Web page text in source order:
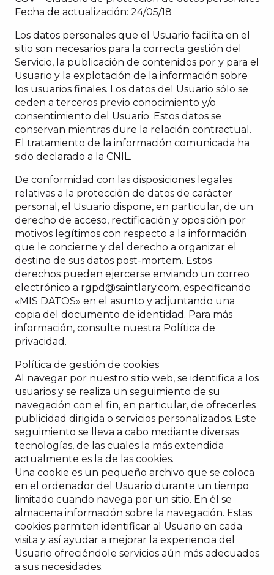
Fecha de actualización: 24/05/18
Los datos personales que el Usuario facilita en el
sitio son necesarios para la correcta gestión del
Servicio, la publicación de contenidos por y para el
Usuario y la explotación de la información sobre
los usuarios finales. Los datos del Usuario sólo se
ceden a terceros previo conocimiento y/o
consentimiento del Usuario. Estos datos se
conservan mientras dure la relación contractual.
El tratamiento de la información comunicada ha
sido declarado a la CNIL.
De conformidad con las disposiciones legales
relativas a la protección de datos de carácter
personal, el Usuario dispone, en particular, de un
derecho de acceso, rectificación y oposición por
motivos legítimos con respecto a la información
que le concierne y del derecho a organizar el
destino de sus datos post-mortem. Estos
derechos pueden ejercerse enviando un correo
electrónico a rgpd@saintlary.com, especificando
«MIS DATOS» en el asunto y adjuntando una
copia del documento de identidad. Para más
información, consulte nuestra Política de
privacidad.
Política de gestión de cookies
Al navegar por nuestro sitio web, se identifica a los
usuarios y se realiza un seguimiento de su
navegación con el fin, en particular, de ofrecerles
publicidad dirigida o servicios personalizados. Este
seguimiento se lleva a cabo mediante diversas
tecnologías, de las cuales la más extendida
actualmente es la de las cookies.
Una cookie es un pequeño archivo que se coloca
en el ordenador del Usuario durante un tiempo
limitado cuando navega por un sitio. En él se
almacena información sobre la navegación. Estas
cookies permiten identificar al Usuario en cada
visita y así ayudar a mejorar la experiencia del
Usuario ofreciéndole servicios aún más adecuados
a sus necesidades.